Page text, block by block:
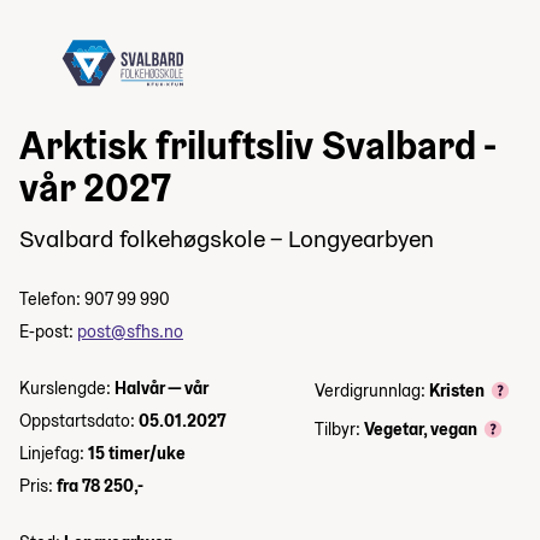
Arktisk friluftsliv Svalbard -
vår 2027
Svalbard folkehøgskole – Longyearbyen
Telefon: 907 99 990
E-post: post@sfhs.no
Kurslengde: Halvår — vår
Oppstartsdato: 05.01.2027
Linjefag: 15 timer/uke
Pris: fra 78 250,-
Verdigrunnlag: Kristen
Tilbyr: Vegetar, vegan